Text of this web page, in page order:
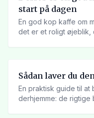
start på dagen
En god kop kaffe om
det er et roligt
Sådan laver du
En praktisk guide til
derhjemme: de rigtige